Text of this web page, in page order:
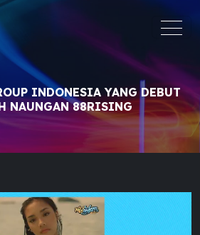
INDONESIA YANG DEBUT
NAUNGAN 88RISING